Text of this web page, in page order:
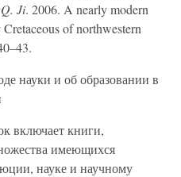
Ji. 2006. A nearly modern
of northwestern
науки и об образовании в
включает книги,
имеющихся
науке и научному